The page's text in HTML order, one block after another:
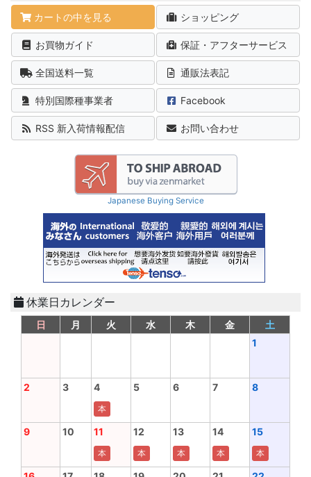
カートの中を見る ショッピング
お買物ガイド 保証・アフターサービス
全国送料一覧 通販法表記
特別国際種事業者 Facebook
RSS 新入荷情報配信 お問い合わせ
Japanese Buying Service
休業日カレンダー
日 月 火 水 木 金
土
1
2 3 4
本
5 6 7 8
9 10 11
本
12
本
13
本
14
本
15
本